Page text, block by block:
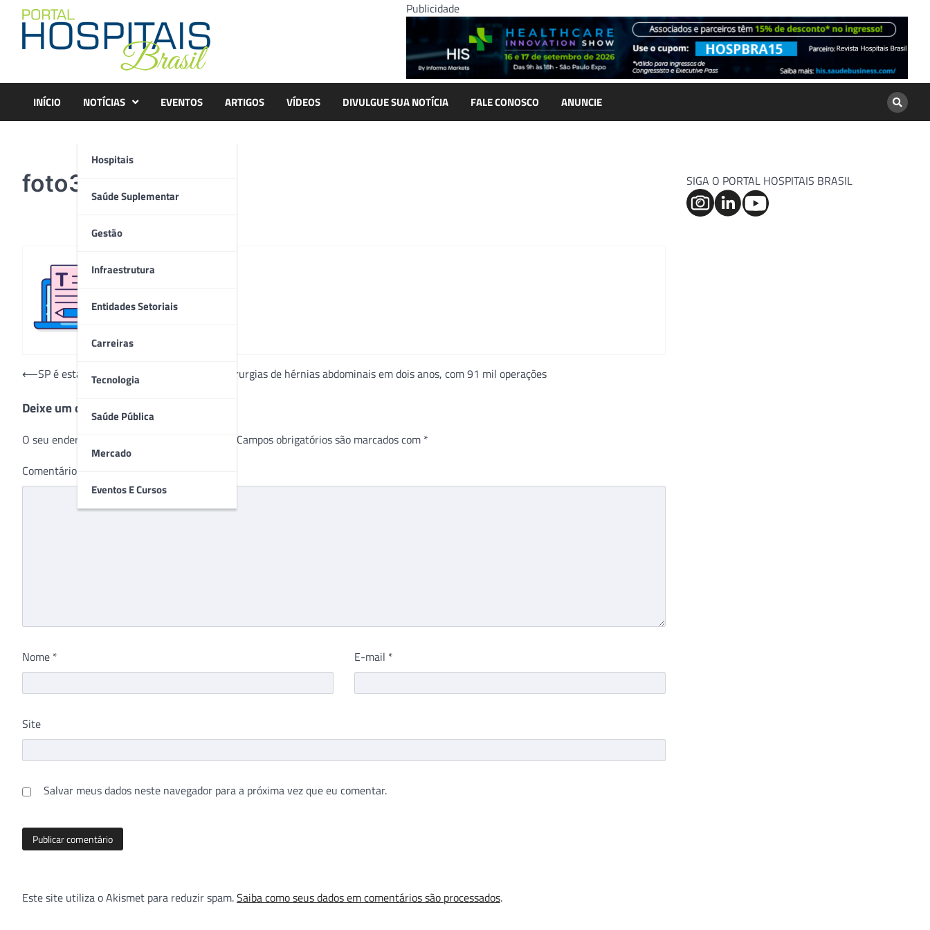
content
Publicidade
INÍCIO NOTÍCIAS
Hospitais
Saúde Suplementar
Gestão
Infraestrutura
Entidades Setoriais
Carreiras
Tecnologia
Saúde Pública
Mercado
Eventos E Cursos
EVENTOS ARTIGOS VÍDEOS DIVULGUE SUA NOTÍCIA FALE CONOSCO ANUNCIE
foto3
Navegação
Post
⟵SP é estado brasileiro que mais realizou cirurgias de hérnias abdominais em dois anos, com 91 mil operações
Deixe um comentário
O seu endereço de e-mail não será publicado. Campos obrigatórios são marcados com *
Comentário
Nome * E-mail *
Site
Salvar meus dados neste navegador para a próxima vez que eu comentar.
Este site utiliza o Akismet para reduzir spam.Saiba como seus dados em comentários são processados.
SIGA O PORTAL HOSPITAIS BRASIL